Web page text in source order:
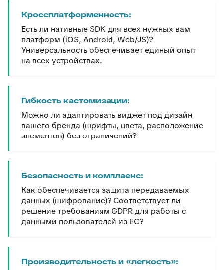
Кроссплатформенность:
Есть ли нативные SDK для всех нужных вам
платформ (iOS, Android, Web/JS)?
Универсальность обеспечивает единый опыт
на всех устройствах.
Гибкость кастомизации:
Можно ли адаптировать виджет под дизайн
вашего бренда (шрифты, цвета, расположение
элементов) без ограничений?
Безопасность и комплаенс:
Как обеспечивается защита передаваемых
данных (шифрование)? Соответствует ли
решение требованиям GDPR для работы с
данными пользователей из ЕС?
Производительность и «легкость»: